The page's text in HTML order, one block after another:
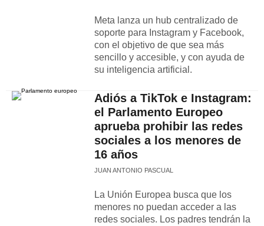
Meta lanza un hub centralizado de
soporte para Instagram y Facebook,
con el objetivo de que sea más
sencillo y accesible, y con ayuda de
su inteligencia artificial.
Adiós a TikTok e Instagram:
el Parlamento Europeo
aprueba prohibir las redes
sociales a los menores de
16 años
JUAN ANTONIO PASCUAL
La Unión Europea busca que los
menores no puedan acceder a las
redes sociales. Los padres tendrán la